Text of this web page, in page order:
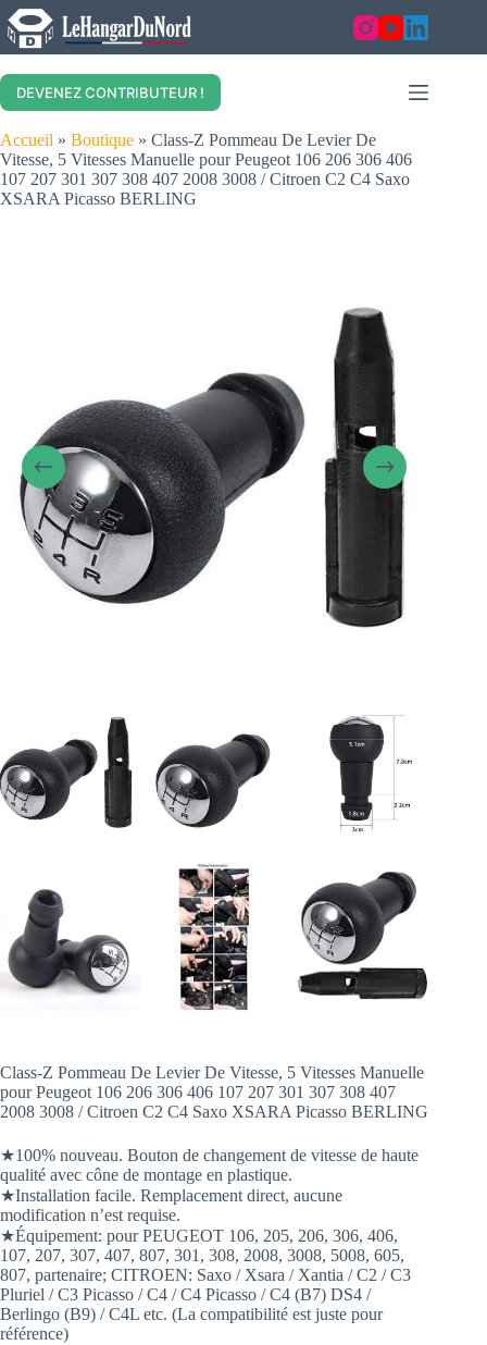
Skip
to
content
DEVENEZ CONTRIBUTEUR !
Accueil » Boutique » Class-Z Pommeau De Levier De
Vitesse, 5 Vitesses Manuelle pour Peugeot 106 206 306 406
107 207 301 307 308 407 2008 3008 / Citroen C2 C4 Saxo
XSARA Picasso BERLING
Class-Z Pommeau De Levier De Vitesse, 5 Vitesses Manuelle
pour Peugeot 106 206 306 406 107 207 301 307 308 407
2008 3008 / Citroen C2 C4 Saxo XSARA Picasso BERLING
★100% nouveau. Bouton de changement de vitesse de haute
qualité avec cône de montage en plastique.
★Installation facile. Remplacement direct, aucune
modification n’est requise.
★Équipement: pour PEUGEOT 106, 205, 206, 306, 406,
107, 207, 307, 407, 807, 301, 308, 2008, 3008, 5008, 605,
807, partenaire; CITROEN: Saxo / Xsara / Xantia / C2 / C3
Pluriel / C3 Picasso / C4 / C4 Picasso / C4 (B7) DS4 /
Berlingo (B9) / C4L etc. (La compatibilité est juste pour
référence)